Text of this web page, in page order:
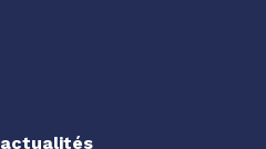
actualités